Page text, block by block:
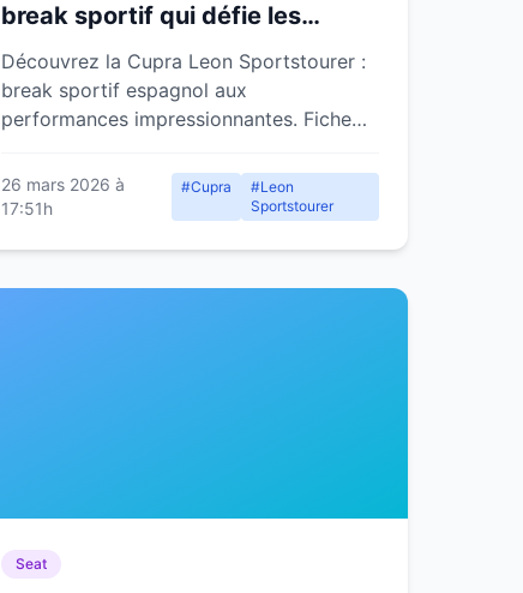
break sportif qui défie les
codes
Découvrez la Cupra Leon Sportstourer :
break sportif espagnol aux
performances impressionnantes. Fiche
concurrentes détaillés.
26 mars 2026 à
17:51h
#Cupra
#Leon
Sportstourer
Seat